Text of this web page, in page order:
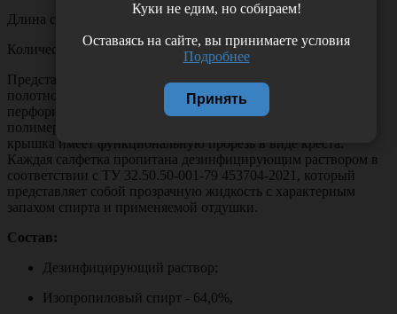
Длина салфетки 175,0 +/- 5,0мм.
Количество упаковке 200 шт.
Представляют собой влажное равномерно пропитанное
полотно из нетканого материала в виде свернутой в рулон
перфорированной ленты помещены в банку из плотного
полимера с двойными зажимными крышками, внутренняя
крышка имеет функциональную прорезь в виде креста.
Каждая салфетка пропитана дезинфицирующим раствором в
соответствии с ТУ 32.50.50-001-79 453704-2021 , который
представляет собой прозрачную жидкость с характерным
запахом спирта и применяемой отдушки.
Состав:
Дезинфицирующий раствор;
Изопропиловый спирт - 64,0%,
Куки не едим, но собираем!
Оставаясь на сайте, вы принимаете условия
Подробнее
Принять